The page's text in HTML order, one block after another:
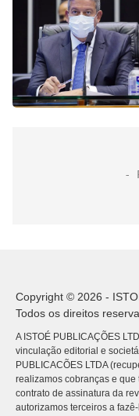
Copyright © 2026 -
Todos os direitos
A ISTOÉ PUBLICAÇÕES
vinculação editorial e
PUBLICACÕES LTDA
realizamos cobranças e
contrato de assinatura da
autorizamos terceiros a